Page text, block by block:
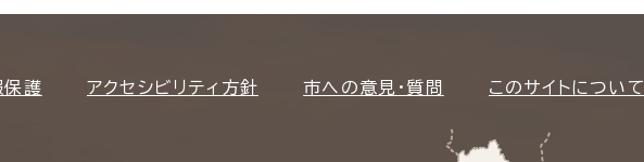
保護 アクセシビリティ方針 市への意見・質問 このサイトについて